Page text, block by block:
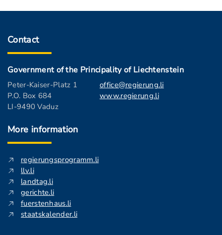
Contact
Government of the Principality of Liechtenstein
Peter-Kaiser-Platz 1
P.O. Box 684
LI-9490 Vaduz
office@regierung.li
www.regierung.li
More information
regierungsprogramm.li
llv.li
landtag.li
gerichte.li
fuerstenhaus.li
staatskalender.li